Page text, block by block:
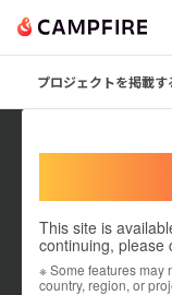
プロジェクトを掲載す
This site is
continuing, please
※ Some features may
country, region, or